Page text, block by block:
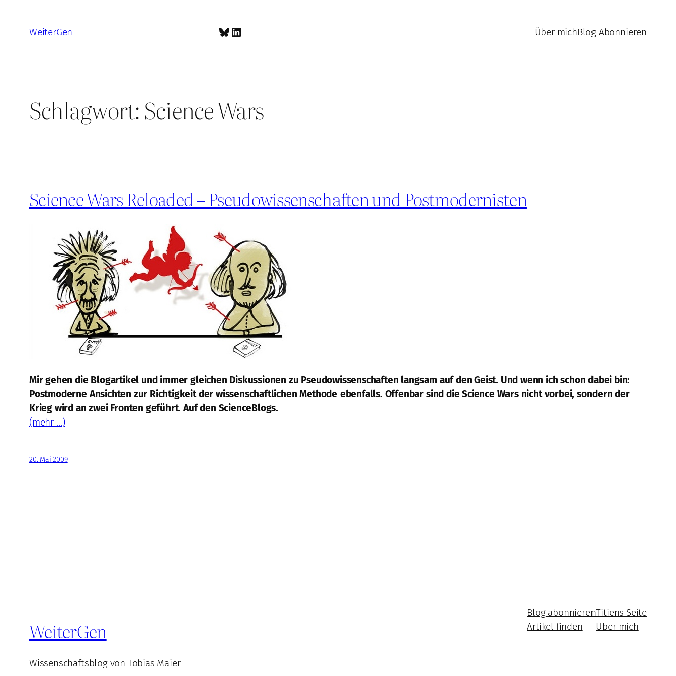
springen
WeiterGen Bluesky
LinkedIn Über michBlog Abonnieren
Schlagwort:Science Wars
Science Wars Reloaded – Pseudowissenschaften und Postmodernisten
Mir gehen die Blogartikel und immer gleichen Diskussionen zu Pseudowissenschaften langsam auf den Geist. Und wenn ich schon dabei bin:
Postmoderne Ansichten zur Richtigkeit der wissenschaftlichen Methode ebenfalls. Offenbar sind die Science Wars nicht vorbei, sondern der
Krieg wird an zwei Fronten geführt. Auf den ScienceBlogs.
(mehr …)
20. Mai 2009
WeiterGen
Wissenschaftsblog von Tobias Maier
Blog abonnieren
Artikel finden
Titiens Seite
Über mich